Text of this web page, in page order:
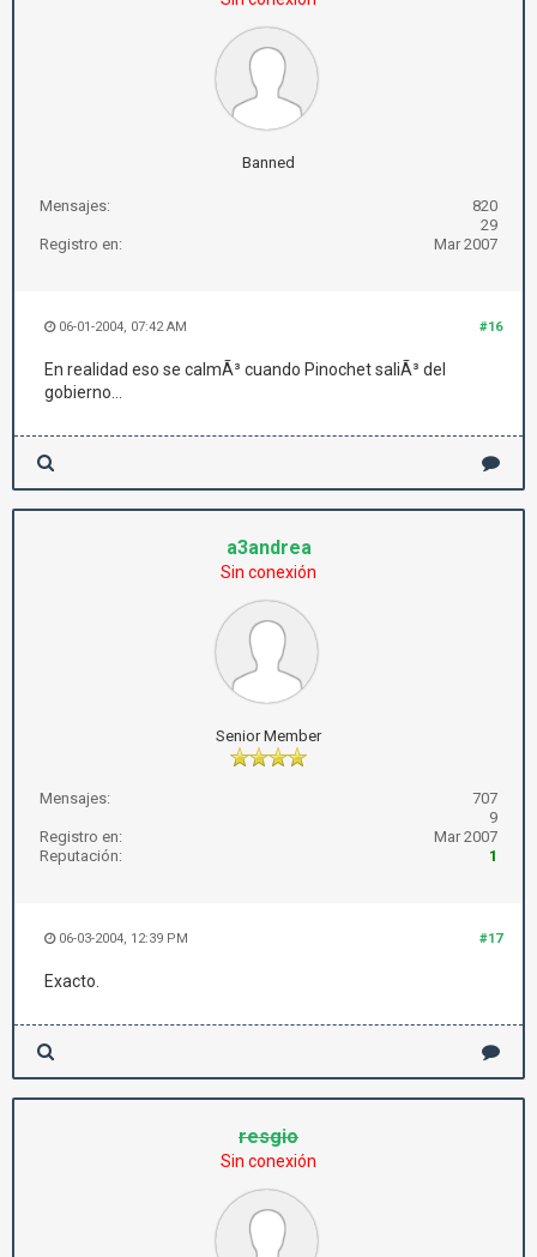
Banned
Mensajes:
820
29
Registro en:
Mar 2007
#16
06-01-2004, 07:42 AM
En realidad eso se calmÃ³ cuando Pinochet saliÃ³ del
gobierno...
a3andrea
Sin conexión
Senior Member
Mensajes:
707
9
Registro en:
Mar 2007
Reputación:
1
#17
06-03-2004, 12:39 PM
Exacto.
resgio
Sin conexión